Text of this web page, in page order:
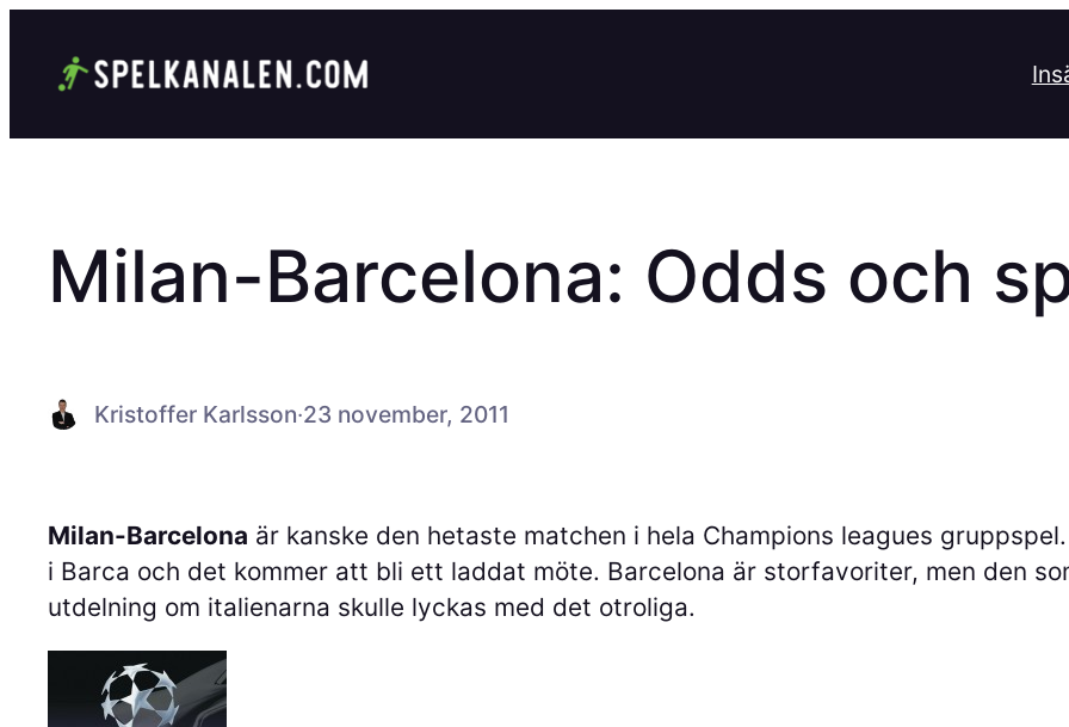
innehåll
Milan-Barcelona: Odds och
Kristoffer Karlsson·23 november, 2011
Milan-Barcelona är kanske den hetaste matchen i hela Champions leagues
i Barca och det kommer att bli ett laddat möte. Barcelona är storfavoriter, men den
utdelning om italienarna skulle lyckas med det otroliga.